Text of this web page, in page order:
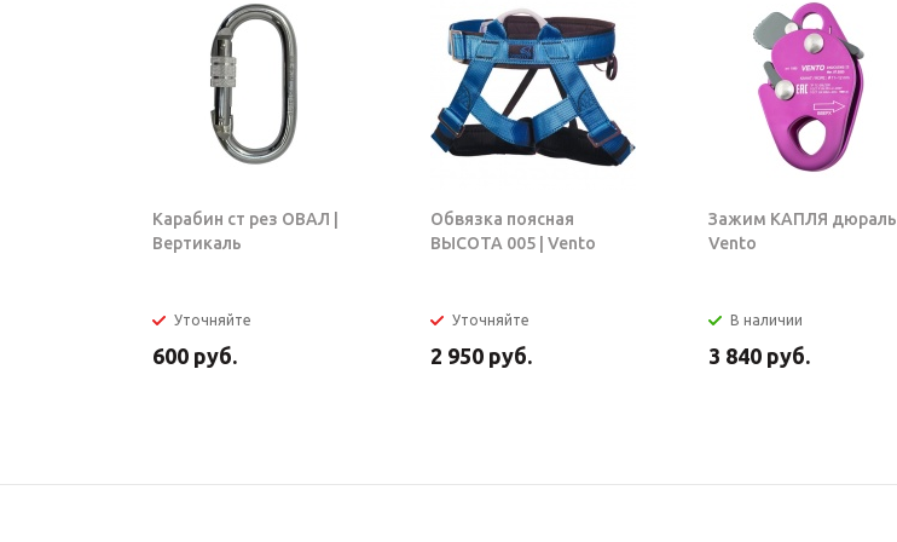
Карабин ст рез ОВАЛ |
Вертикаль
Уточняйте
600 руб.
Обвязка поясная
ВЫСОТА 005 | Vento
Уточняйте
2 950 руб.
Зажим КАПЛЯ дюраль |
Vento
В наличии
3 840 руб.